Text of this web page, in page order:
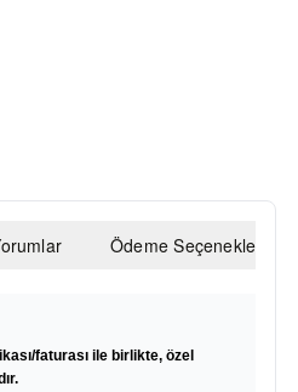
Ödeme Seçenekleri
faturası ile birlikte, özel